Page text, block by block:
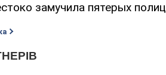
замучила пятерых